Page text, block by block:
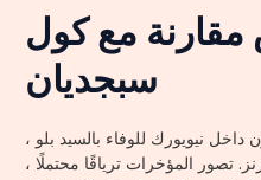
مع كول
سبجديان
نيويورك للوفاء بالسيد بلو ،
تصور المؤخرات ترياقًا محتملًا ،